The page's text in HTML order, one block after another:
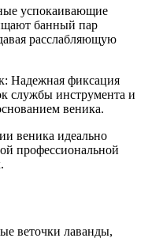
успокаивающие
банный пар
расслабляющую
Надежная фиксация
службы инструмента и
веника.
веника идеально
профессиональной
веточки лаванды,